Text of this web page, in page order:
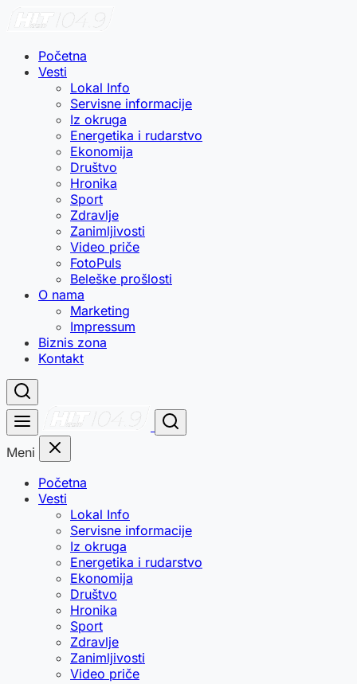
Početna
Vesti
Lokal Info
Servisne informacije
Iz okruga
Energetika i rudarstvo
Ekonomija
Društvo
Hronika
Sport
Zdravlje
Zanimljivosti
Video priče
FotoPuls
Beleške prošlosti
O nama
Marketing
Impressum
Biznis zona
Kontakt
Meni
Početna
Vesti
Lokal Info
Servisne informacije
Iz okruga
Energetika i rudarstvo
Ekonomija
Društvo
Hronika
Sport
Zdravlje
Zanimljivosti
Video priče